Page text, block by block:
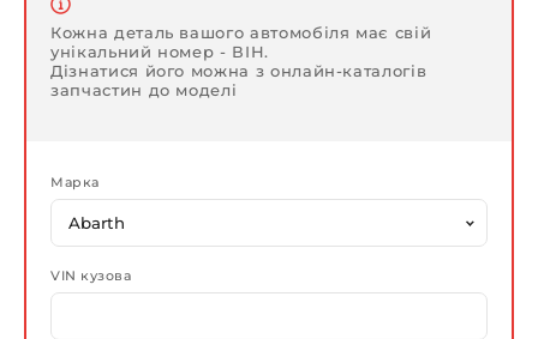
Кожна деталь вашого автомобіля має свій
унікальний номер - ВІН.
Дізнатися його можна з онлайн-каталогів
запчастин до моделі
Марка
VIN кузова